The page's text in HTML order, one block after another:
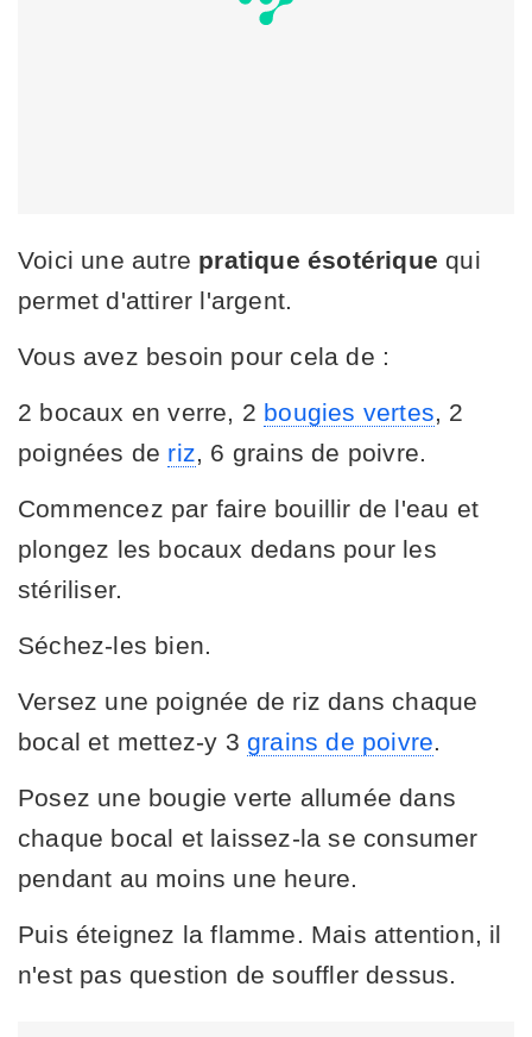
Voici une autre pratique ésotériquequi
permet d'attirer l'argent.
Vous avez besoin pour cela de :
2 bocaux en verre, 2 bougies vertes, 2
poignées de riz, 6 grains de poivre.
Commencez par faire bouillir de l'eau et
plongez les bocaux dedans pour les
stériliser.
Séchez-les bien.
Versez une poignée de riz dans chaque
bocal et mettez-y 3 grains de poivre.
Posez une bougie verte allumée dans
chaque bocal et laissez-la se consumer
pendant au moins une heure.
Puis éteignez la flamme. Mais attention, il
n'est pas question de souffler dessus.